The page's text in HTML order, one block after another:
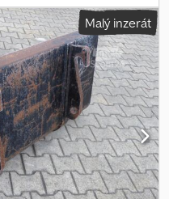
2 x 30° s 2 hydraulickými
200 x 80 mm, vhodné na
Crsdpfxsxr Iwfo Af Ref
výšky valca vhodný
/ Volvo L20 + L25
Malý inzerát